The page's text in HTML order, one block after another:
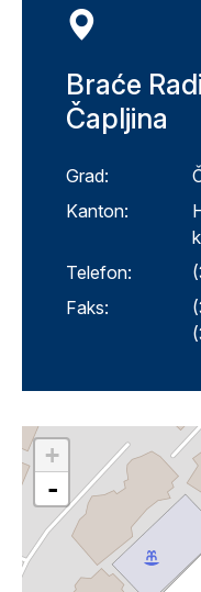
Braće
Čapljina
Grad:
Kanton:
Telefon:
Faks:
+
-